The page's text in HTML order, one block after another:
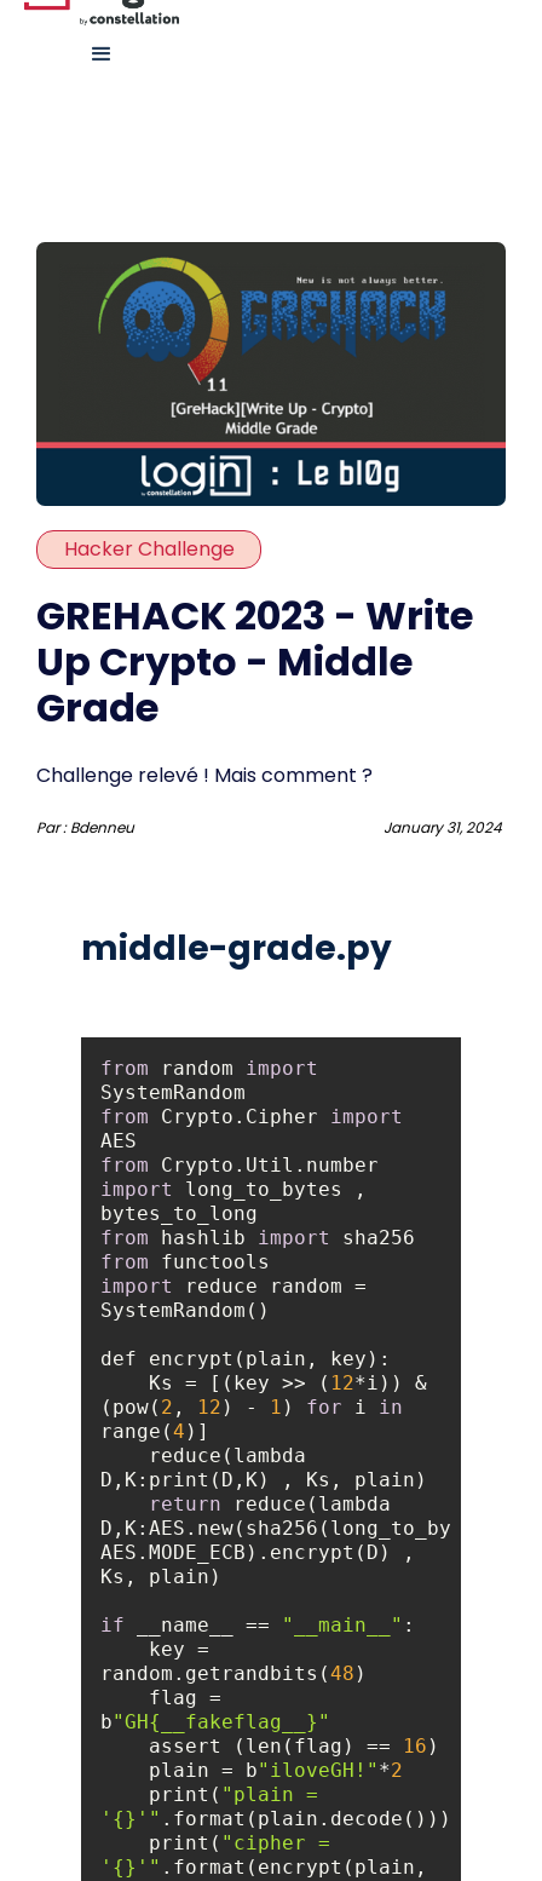
Hacker Challenge
GREHACK 2023 - Write
Up Crypto - Middle
Grade
Challenge relevé ! Mais comment ?
Par : Bdenneu January 31, 2024
middle-grade.py
from random import
from Crypto.Cipher import
from
import
long_to_bytes ,
from hashlib import
from
import
reduce random =
    Ks = [(key >> (
12*i)) &
(pow( 2 , 12 ) - 1 ) for i in
range(4
D, K
return reduce(lambda
D, K
AES.MODE_ECB).encrypt(D) ,
if __name__ == "__main__"
random.getrandbits(48
b"GH{__fakeflag__}"
    assert (len(flag) ==
16
    plain = b
"iloveGH!" *2
    print(
"plain =
'{}'"
    print(
"cipher =
'{}'" .format(encrypt(plain,